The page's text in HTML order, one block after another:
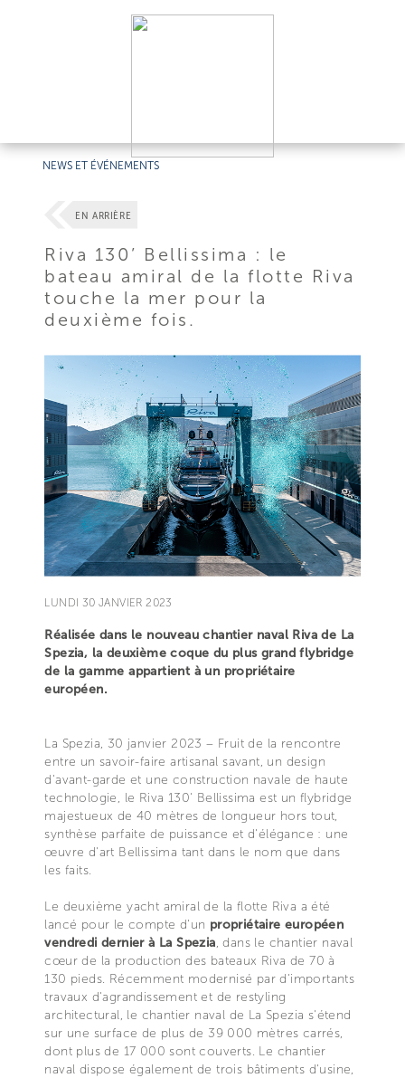
NEWS ET ÉVÉNEMENTS
EN ARRIÈRE
Riva 130’ Bellissima : le
bateau amiral de la flotte Riva
touche la mer pour la
deuxième fois.
LUNDI 30 JANVIER 2023
Réalisée dans le nouveau chantier naval Riva de La
Spezia, la deuxième coque du plus grand flybridge
de la gamme appartient à un propriétaire
européen.
La Spezia, 30 janvier 2023 – Fruit de la rencontre
entre un savoir-faire artisanal savant, un design
d'avant-garde et une construction navale de haute
technologie, le Riva 130' Bellissima est un flybridge
majestueux de 40 mètres de longueur hors tout,
synthèse parfaite de puissance et d'élégance : une
œuvre d'art Bellissima tant dans le nom que dans
les faits.
Le deuxième yacht amiral de la flotte Riva a été
lancé pour le compte d'un propriétaire européen
vendredi dernier à La Spezia, dans le chantier naval
cœur de la production des bateaux Riva de 70 à
130 pieds. Récemment modernisé par d'importants
travaux d'agrandissement et de restyling
architectural, le chantier naval de La Spezia s'étend
sur une surface de plus de 39 000 mètres carrés,
dont plus de 17 000 sont couverts. Le chantier
naval dispose également de trois bâtiments d'usine,